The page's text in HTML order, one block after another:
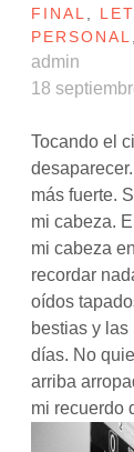
FINAL
PERSONAL
admin
18
Tocando el
más fuerte.
mi cabeza.
mi cabeza
recordar
oídos
bestias y
días. No
arriba
mi recuerdo